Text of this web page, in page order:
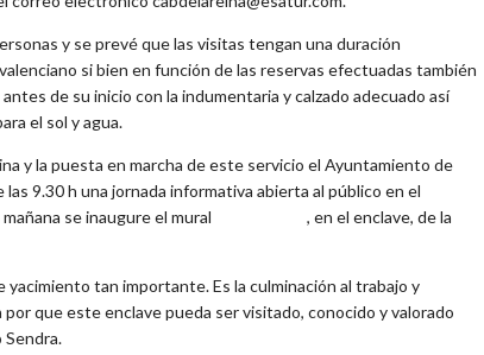
y se prevé que las visitas tengan una duración
si bien en función de las reservas efectuadas también
de su inicio con la indumentaria y calzado adecuado así
el sol y agua.
y la puesta en marcha de este servicio el Ayuntamiento de
9.30 h una jornada informativa abierta al público en el
se inaugure el mural
, en el enclave, de la
tan importante. Es la culminación al trabajo y
que este enclave pueda ser visitado, conocido y valorado
Sendra.